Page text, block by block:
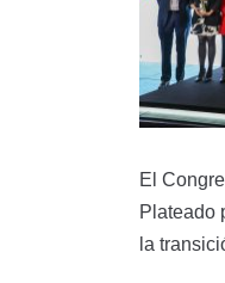
El
Plateado
la